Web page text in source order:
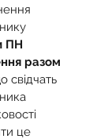
ПН
разом
свідчать
це